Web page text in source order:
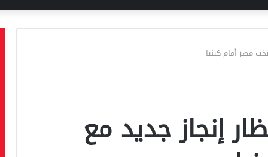
مصر أمام كينيا
إنجاز جديد مع